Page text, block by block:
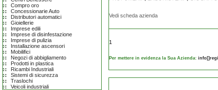
Compro oro
Concessionarie Auto
Distributori automatici
Gioiellerie
Imprese edili
Imprese di disinfestazione
Imprese di pulizia
Installazione ascensori
Mobilifici
Negozi di abbigliamento
Prodotti in plastica
Ricambi Industriali
Sistemi di sicurezza
Traslochi
Veicoli industriali
Vedi scheda azienda
1
Per mettere in evidenza la Sua Azienda: